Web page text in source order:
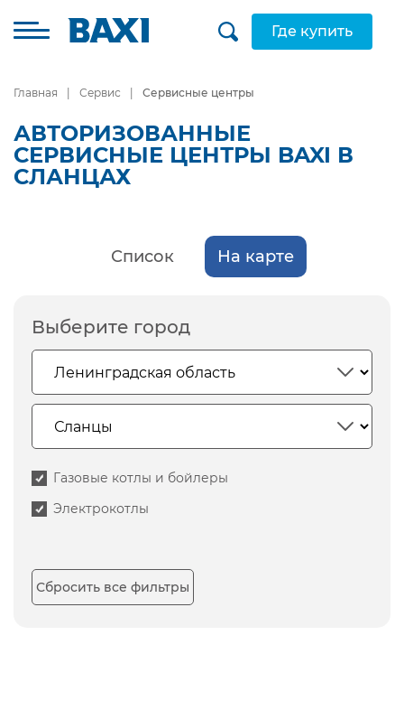
Где купить
Главная Сервис Сервисные центры
АВТОРИЗОВАННЫЕ
СЕРВИСНЫЕ ЦЕНТРЫ BAXI В
СЛАНЦАХ
Список На карте
Выберите город
Газовые котлы и бойлеры
Электрокотлы
Сбросить все фильтры